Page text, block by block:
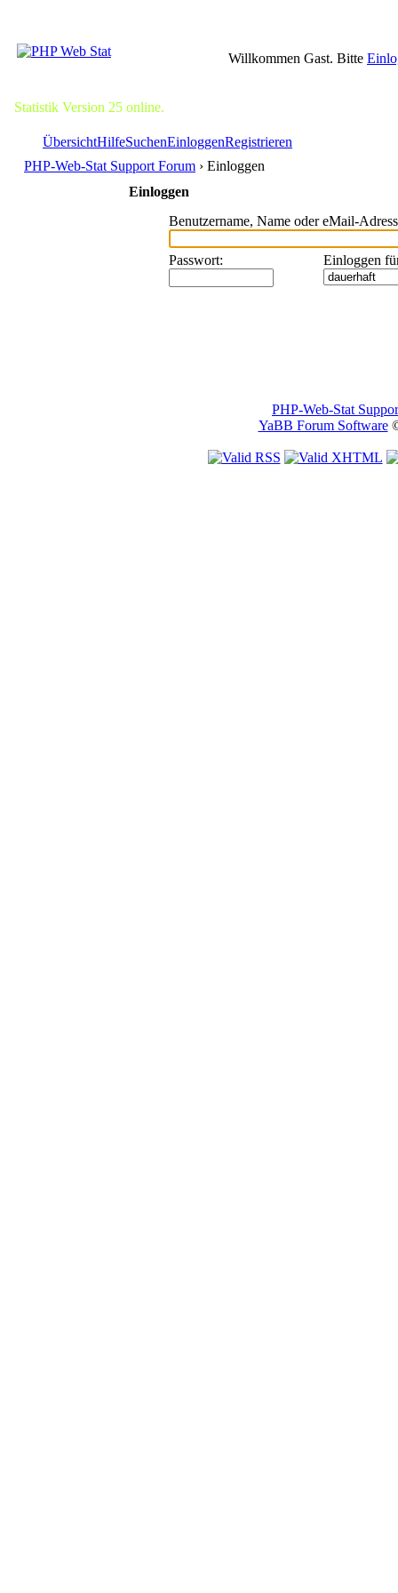
Willkommen Gast. Bitte
Statistik Version 25 online.
ÜbersichtHilfeSuchenEinloggenRegistrieren
PHP-Web-Stat Support Forum › Einloggen
Einloggen
Benutzername, Name oder eMail-
Passwort: Einloggen
PHP-Web-Stat
YaBB Forum Software©